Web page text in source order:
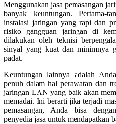
Menggunakan jasa pemasangan
banyak keuntungan. Pertama-
instalasi jaringan yang rapi dan
risiko gangguan jaringan di
dilakukan oleh teknisi
sinyal yang kuat dan minimnya
padat.
Keuntungan lainnya adalah
penuh dalam hal perawatan dan
jaringan LAN yang baik akan
memadai. Ini berarti jika terjadi
pemasangan, Anda bisa
penyedia jasa untuk mendapatkan